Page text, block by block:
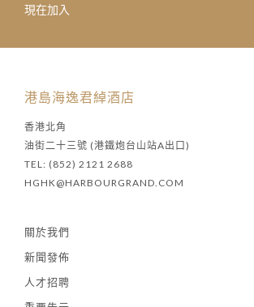
現在加入
港島海逸君綽酒店
香港北角
油街二十三號 (港鐵炮台山站A出口)
TEL: (852) 2121 2688
HGHK@HARBOURGRAND.COM
關於我們
新聞發佈
人才招聘